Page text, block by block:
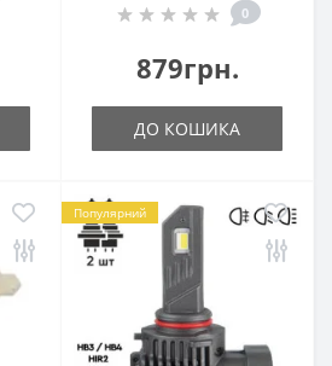
0
879грн.
ДО КОШИКА
Популярний